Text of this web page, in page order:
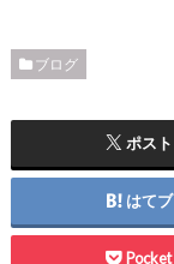
ブログ
ポスト
はてブ
Pocket